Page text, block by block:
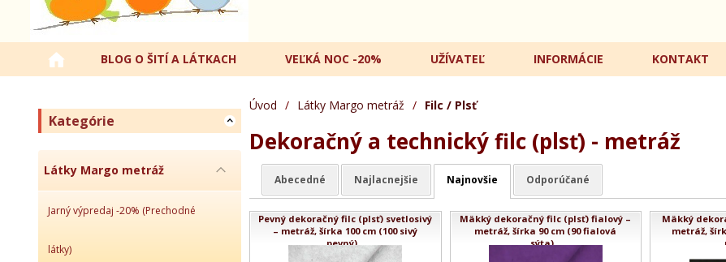
BLOG O ŠITÍ A LÁTKACH VEĽKÁ NOC -20% UŽÍVATEĽ INFORMÁCIE KONTAKT
Kategórie
Látky Margo metráž
Jarný výpredaj -20% (Prechodné
látky)
Úvod / Látky Margo metráž / Filc / Plsť
Dekoračný a technický filc (plsť) - metráž
Abecedné Najlacnejšie Najnovšie Odporúčané
Pevný dekoračný filc (plsť) svetlosivý
– metráž, šírka 100 cm (100 sivý
pevný)...
Mäkký dekoračný filc (plsť) fialový –
metráž, šírka 90 cm (90 fialová
sýta)...
Mäkký
metráž,